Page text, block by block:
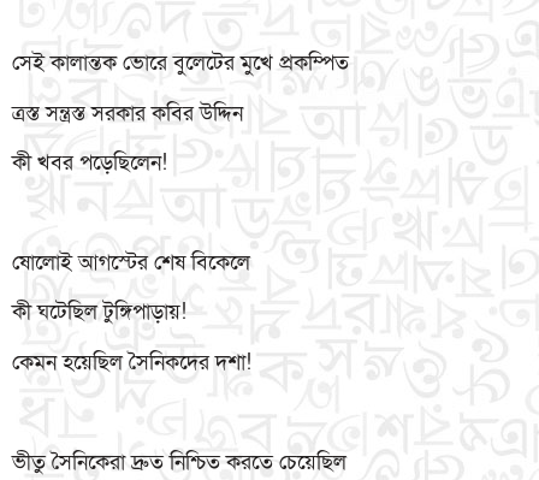
সেই কালান্তক ভোরে বুলেটের মুখে প্রকম্পিত
ত্রস্ত সন্ত্রস্ত সরকার কবির উদ্দিন
কী খবর পড়েছিলেন!
ষোলোই আগস্টের শেষ বিকেলে
কী ঘটেছিল টুঙ্গিপাড়ায়!
কেমন হয়েছিল সৈনিকদের দশা!
ভীতু সৈনিকেরা দ্রুত নিশ্চিত করতে চেয়েছিল